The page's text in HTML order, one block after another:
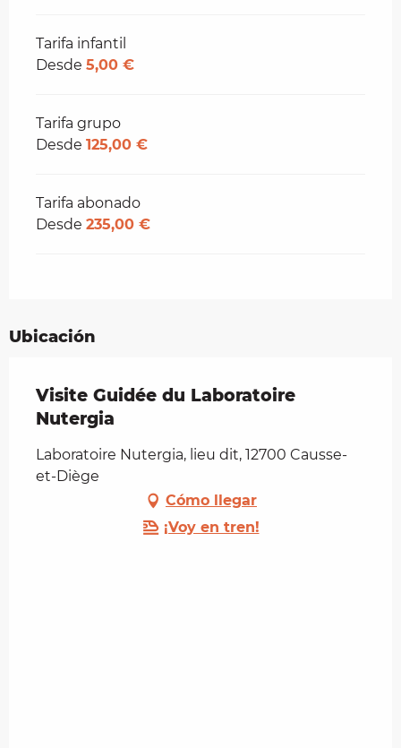
Tarifa infantil
Desde 5,00 €
Tarifa grupo
Desde 125,00 €
Tarifa abonado
Desde 235,00 €
Ubicación
Visite Guidée du Laboratoire
Nutergia
Laboratoire Nutergia, lieu dit, 12700 Causse-
et-Diège
Cómo llegar
¡Voy en tren!